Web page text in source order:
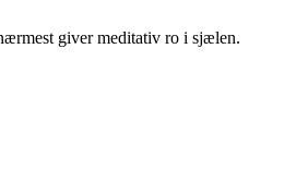
giver meditativ ro i sjælen.